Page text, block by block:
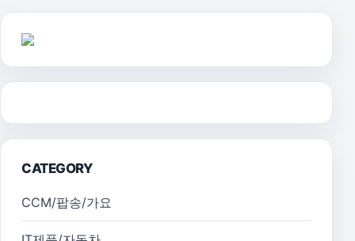
CATEGORY
CCM/팝송/가요